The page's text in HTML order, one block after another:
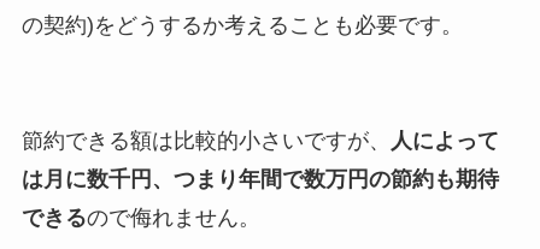
の契約)をどうするか考えることも必要です。
節約できる額は比較的小さいですが、
人によって
は月に数千円、つまり年間で数万円の節約も期待
できるので侮れません。